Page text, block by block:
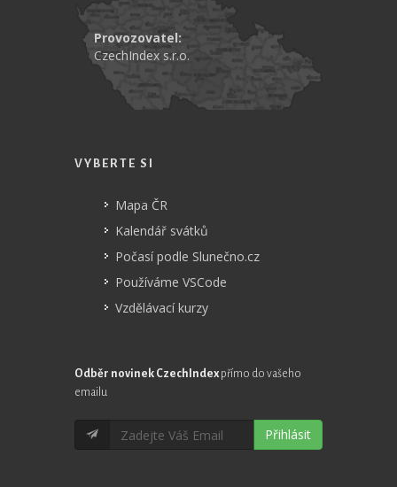
Provozovatel:
CzechIndex s.r.o.
VYBERTE SI
Mapa ČR
Kalendář svátků
Počasí podle Slunečno.cz
Používáme VSCode
Vzdělávací kurzy
Odběr novinek CzechIndex přímo do vašeho
emailu
Přihlásit